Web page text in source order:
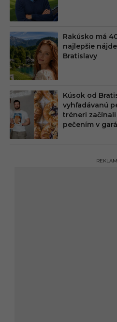
Rakúsko má
najlepšie
Bratislavy
Kúsok od
vyhľadávanú
tréneri začínali
pečením v